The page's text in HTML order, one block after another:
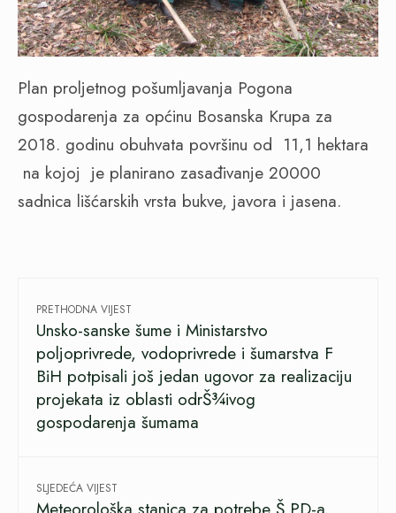
Plan proljetnog pošumljavanja Pogona
gospodarenja za općinu Bosanska Krupa za
2018. godinu obuhvata površinu od 11,1 hektara
na kojoj je planirano zasađivanje 20000
sadnica lišćarskih vrsta bukve, javora i jasena.
PRETHODNA VIJEST
Unsko-sanske šume i Ministarstvo
poljoprivrede, vodoprivrede i šumarstva F
BiH potpisali još jedan ugovor za realizaciju
projekata iz oblasti odrŠ¾ivog
gospodarenja šumama
SLJEDEĆA VIJEST